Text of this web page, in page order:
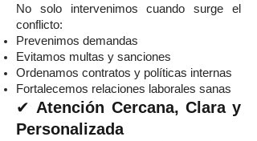
No solo intervenimos cuando surge el
conflicto:
Prevenimos demandas
Evitamos multas y sanciones
Ordenamos contratos y políticas internas
Fortalecemos relaciones laborales sanas
✔ Atención Cercana, Clara y
Personalizada